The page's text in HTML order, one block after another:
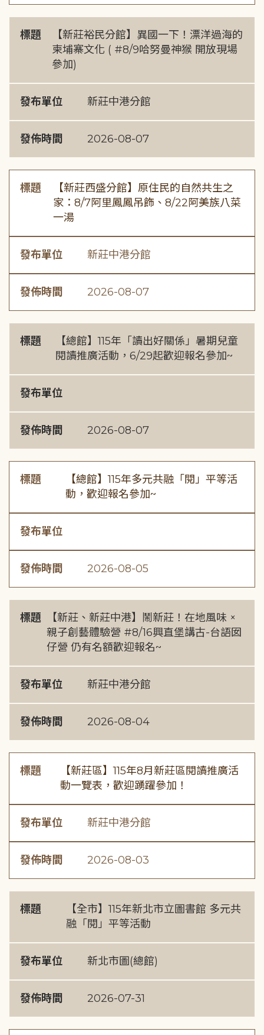
標題
【新莊裕民分館】異國一下！漂洋過海的
柬埔寨文化 ( #8/9哈努曼神猴 開放現場
參加)
發布單位 新莊中港分館
發佈時間 2026-08-07
標題
【新莊西盛分館】原住民的自然共生之
家：8/7阿里鳳鳳吊飾、8/22阿美族八菜
一湯
發布單位 新莊中港分館
發佈時間 2026-08-07
標題
【總館】115年「讀出好關係」暑期兒童
閱讀推廣活動，6/29起歡迎報名參加~
發布單位
發佈時間 2026-08-07
標題
【總館】115年多元共融「閱」平等活
動，歡迎報名參加~
發布單位
發佈時間 2026-08-05
標題
【新莊、新莊中港】鬧新莊！在地風味 ×
親子創藝體驗營 #8/16興直堡講古-台語囡
仔營 仍有名額歡迎報名~
發布單位 新莊中港分館
發佈時間 2026-08-04
標題
【新莊區】115年8月新莊區閱讀推廣活
動一覽表，歡迎踴躍參加！
發布單位 新莊中港分館
發佈時間 2026-08-03
標題
【全市】115年新北市立圖書館 多元共
融「閱」平等活動
發布單位 新北市圖(總館)
發佈時間 2026-07-31